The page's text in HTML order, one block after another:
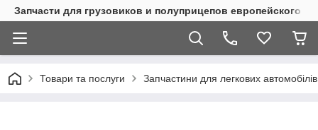
Запчасти для грузовиков и полуприцепов европейского
Товари та послуги Запчастини для легкових автомобілів